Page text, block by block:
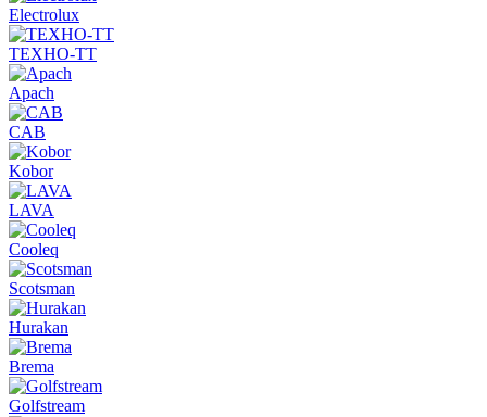
Electrolux
ТЕХНО-ТТ
Apach
CAB
Kobor
LAVA
Cooleq
Scotsman
Hurakan
Brema
Golfstream